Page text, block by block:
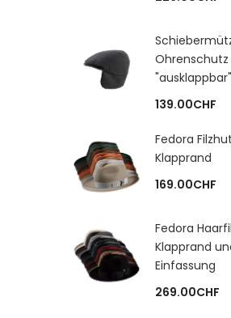
Ohrenschutz
"ausklappbar"
139.00CHF
Fedora Filzhut
Klapprand
169.00CHF
Fedora
Klapprand
Einfassung
269.00CHF